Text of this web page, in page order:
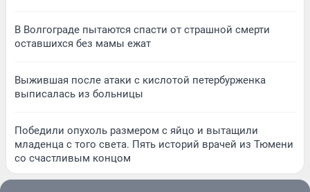
В Волгограде пытаются спасти от страшной смерти
оставшихся без мамы ежат
Выжившая после атаки с кислотой петербурженка
выписалась из больницы
Победили опухоль размером с яйцо и вытащили
младенца с того света. Пять историй врачей из Тюмени
со счастливым концом